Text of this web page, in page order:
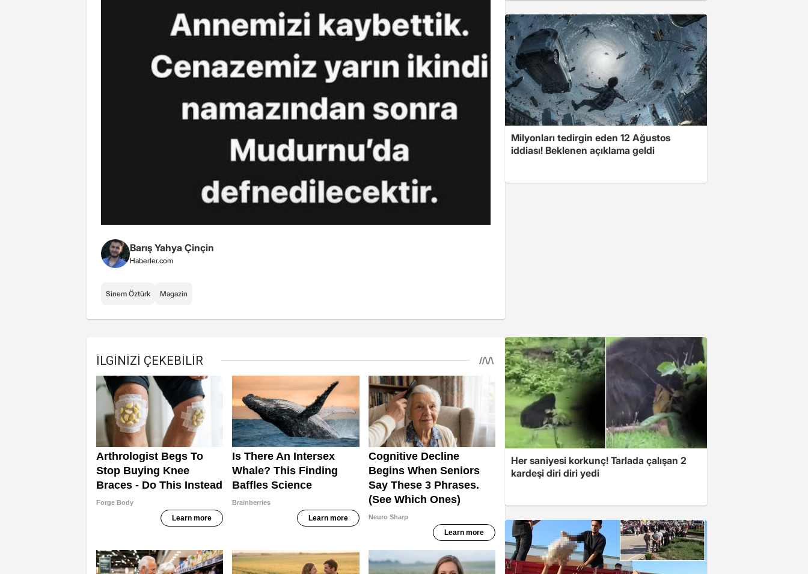
Barış Yahya Çinçin
Haberler.com
Sinem Öztürk Magazin
Milyonları tedirgin eden 12 Ağustos
iddiası! Beklenen açıklama geldi
Her saniyesi korkunç! Tarlada çalışan 2
kardeşi diri diri yedi